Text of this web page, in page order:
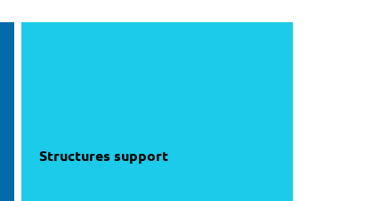
Structures support